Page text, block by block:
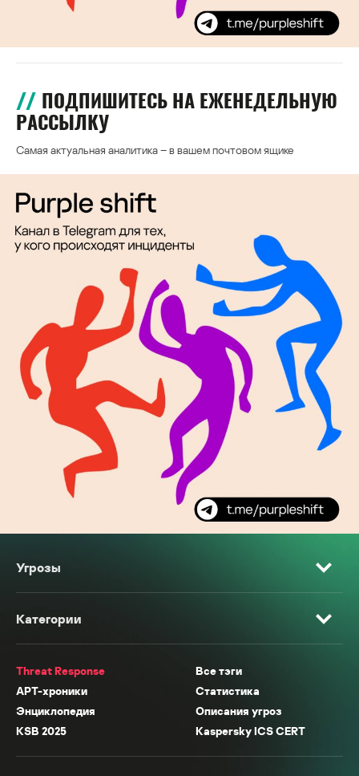
ПОДПИШИТЕСЬ НА ЕЖЕНЕДЕЛЬНУЮ
РАССЫЛКУ
Самая актуальная аналитика – в вашем почтовом ящике
Угрозы
Категории
Threat Response
Все тэги
APT-хроники
Статистика
Энциклопедия
Описания угроз
KSB 2025
Kaspersky ICS CERT